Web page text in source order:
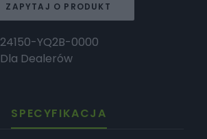
ZAPYTAJ O PRODUKT
24150-YQ2B-0000
Dla Dealerów
SPECYFIKACJA